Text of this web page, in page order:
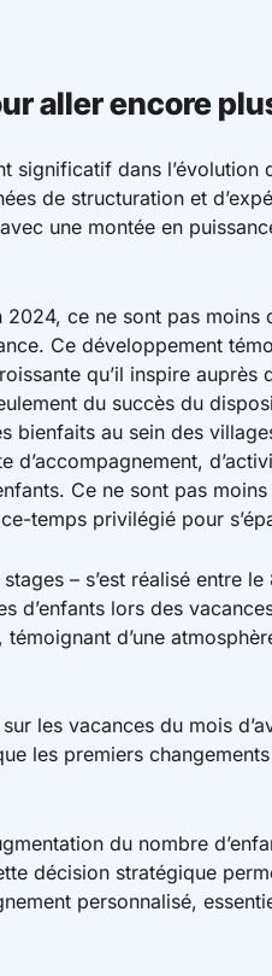
aller encore
significatif dans l’évolution
de structuration et
une montée en
ce ne sont pas moins
Ce développement
qu’il inspire auprès
du succès du
bienfaits au sein des
d’accompagnement,
Ce ne sont pas
temps privilégié pour
– s’est réalisé entre
d’enfants lors des
d’une
les vacances du mois
les premiers
du nombre
décision stratégique
personnalisé,